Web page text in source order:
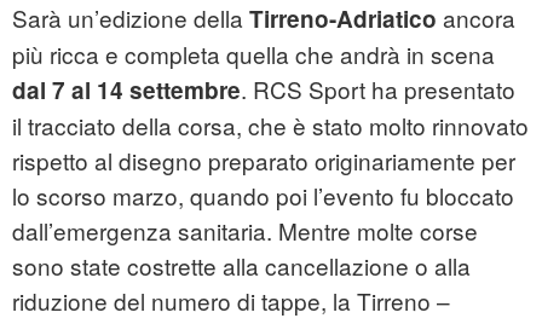
Sarà un’edizione della Tirreno-Adriatico ancora
più ricca e completa quella che andrà in scena
dal 7 al 14 settembre. RCS Sport ha presentato
il tracciato della corsa, che è stato molto rinnovato
rispetto al disegno preparato originariamente per
lo scorso marzo, quando poi l’evento fu bloccato
dall’emergenza sanitaria. Mentre molte corse
sono state costrette alla cancellazione o alla
riduzione del numero di tappe, la Tirreno –